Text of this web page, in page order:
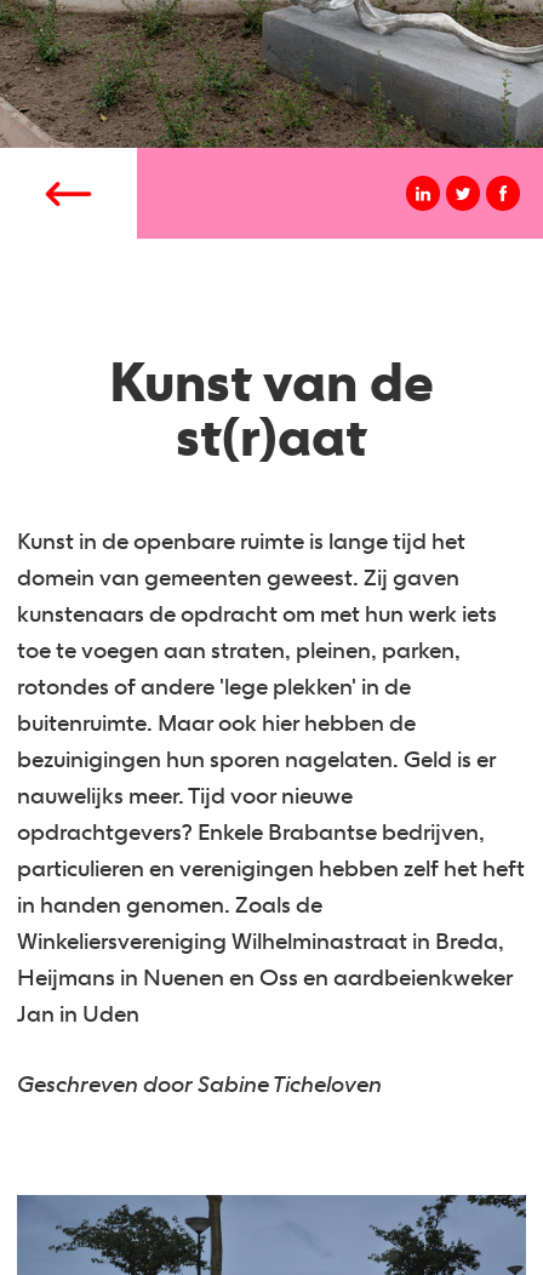
Kunst van de
st(r)aat
Kunst in de openbare ruimte is lange tijd het
domein van gemeenten geweest. Zij gaven
kunstenaars de opdracht om met hun werk iets
toe te voegen aan straten, pleinen, parken,
rotondes of andere 'lege plekken' in de
buitenruimte. Maar ook hier hebben de
bezuinigingen hun sporen nagelaten. Geld is er
nauwelijks meer. Tijd voor nieuwe
opdrachtgevers? Enkele Brabantse bedrijven,
particulieren en verenigingen hebben zelf het heft
in handen genomen. Zoals de
Winkeliersvereniging Wilhelminastraat in Breda,
Heijmans in Nuenen en Oss en aardbeienkweker
Jan in Uden
Geschreven door Sabine Ticheloven